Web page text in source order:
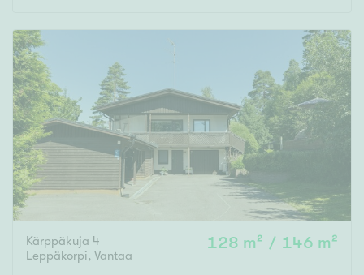
Kärppäkuja 4
Leppäkorpi, Vantaa
128 m² / 146 m²